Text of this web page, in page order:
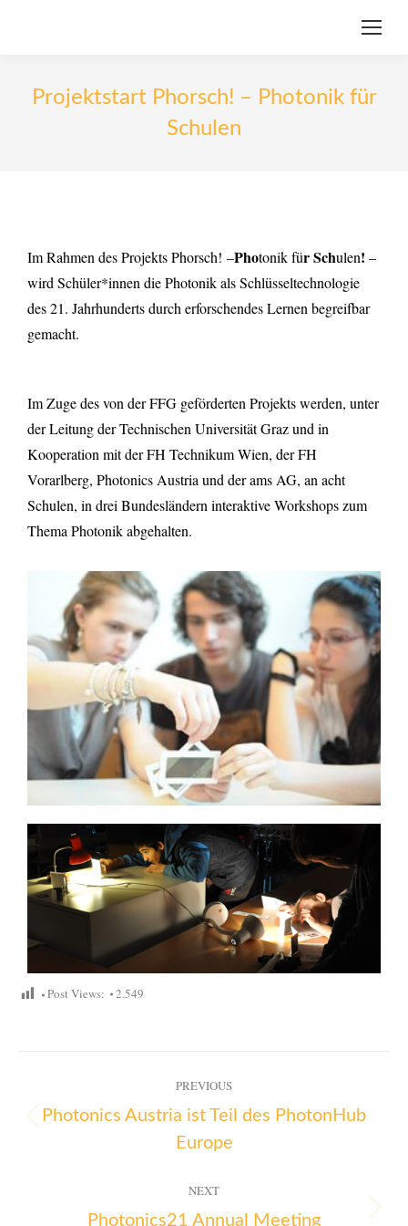
Projektstart Phorsch! – Photonik für
Schulen
Im Rahmen des Projekts Phorsch! –Photonik fürSchulen! –
wird Schüler*innen die Photonik als Schlüsseltechnologie
des 21. Jahrhunderts durch erforschendes Lernen begreifbar
gemacht.
Im Zuge des von der FFG geförderten Projekts werden, unter
der Leitung der Technischen Universität Graz und in
Kooperation mit der FH Technikum Wien, der FH
Vorarlberg, Photonics Austria und der ams AG, an acht
Schulen, in drei Bundesländern interaktive Workshops zum
Thema Photonik abgehalten.
Post Views: 2.549
PREVIOUS
Photonics Austria ist Teil des PhotonHub
Europe
NEXT
Photonics21 Annual Meeting